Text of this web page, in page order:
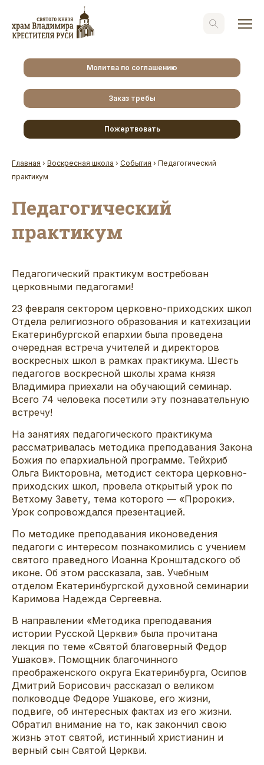
Молитва по соглашению
Заказ требы
Пожертвовать
Главная › Воскресная школа › События › Педагогический
практикум
Педагогический
практикум
Педагогический практикум востребован
церковными педагогами!
23 февраля сектором церковно-приходских школ
Отдела религиозного образования и катехизации
Екатеринбургской епархии была проведена
очередная встреча учителей и директоров
воскресных школ в рамках практикума. Шесть
педагогов воскресной школы храма князя
Владимира приехали на обучающий семинар.
Всего 74 человека посетили эту познавательную
встречу!
На занятиях педагогического практикума
рассматривалась методика преподавания Закона
Божия по епархиальной программе. Тейхриб
Ольга Викторовна, методист сектора церковно-
приходских школ, провела открытый урок по
Ветхому Завету, тема которого — «Пророки».
Урок сопровождался презентацией.
По методике преподавания иконоведения
педагоги с интересом познакомились с учением
святого праведного Иоанна Кронштадского об
иконе. Об этом рассказала, зав. Учебным
отделом Екатеринбургской духовной семинарии
Каримова Надежда Сергеевна.
В направлении «Методика преподавания
истории Русской Церкви» была прочитана
лекция по теме «Святой благоверный Федор
Ушаков». Помощник благочинного
преображенского округа Екатеринбурга, Осипов
Дмитрий Борисович рассказал о великом
полководце Федоре Ушакове, его жизни,
подвиге, об интересных фактах из его жизни.
Обратил внимание на то, как закончил свою
жизнь этот святой, истинный христианин и
верный сын Святой Церкви.